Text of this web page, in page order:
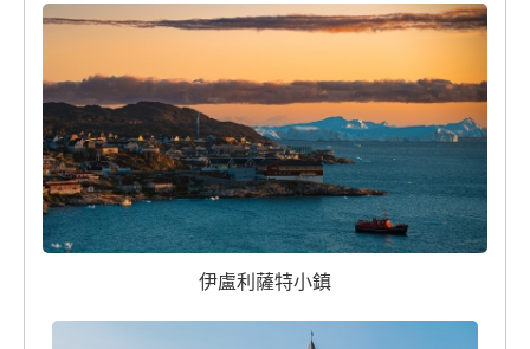
伊盧利薩特小鎮